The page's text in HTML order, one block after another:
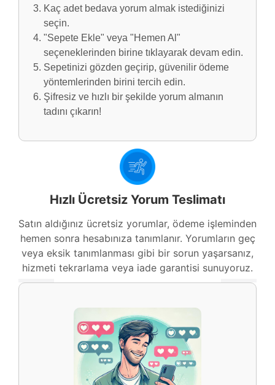
Kaç adet bedava yorum almak istediğinizi
seçin.
"Sepete Ekle" veya "Hemen Al"
seçeneklerinden birine tıklayarak devam edin.
Sepetinizi gözden geçirip, güvenilir ödeme
yöntemlerinden birini tercih edin.
Şifresiz ve hızlı bir şekilde yorum almanın
tadını çıkarın!
Hızlı Ücretsiz Yorum Teslimatı
Satın aldığınız ücretsiz yorumlar, ödeme işleminden
hemen sonra hesabınıza tanımlanır. Yorumların geç
veya eksik tanımlanması gibi bir sorun yaşarsanız,
hizmeti tekrarlama veya iade garantisi sunuyoruz.
Previous Next